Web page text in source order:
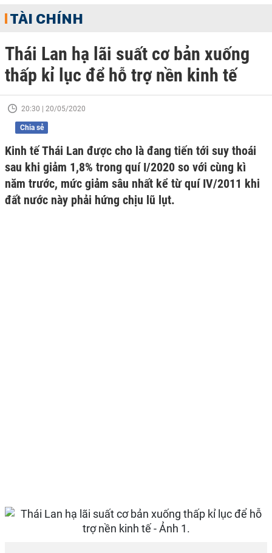
TÀI CHÍNH
Thái Lan hạ lãi suất cơ bản xuống
thấp kỉ lục để hỗ trợ nền kinh tế
20:30 | 20/05/2020
Chia sẻ
Kinh tế Thái Lan được cho là đang tiến tới suy thoái
sau khi giảm 1,8% trong quí I/2020 so với cùng kì
năm trước, mức giảm sâu nhất kể từ quí IV/2011 khi
đất nước này phải hứng chịu lũ lụt.